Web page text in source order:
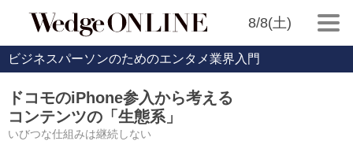
8/8(土)
ビジネスパーソンのためのエンタメ業界入門
ドコモのiPhone参入から考える
コンテンツの「生態系」
いびつな仕組みは継続しない